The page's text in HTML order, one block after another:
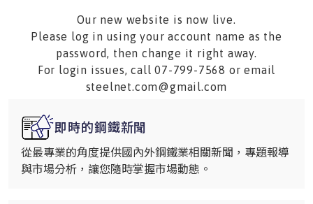
Our new website is now live.
Please log in using your account name as the
password, then change it right away.
For login issues, call 07-799-7568 or email
steelnet.com@gmail.com
即時的鋼鐵新聞
從最專業的角度提供國內外鋼鐵業相關新聞，專題報導
與市場分析，讓您隨時掌握市場動態。